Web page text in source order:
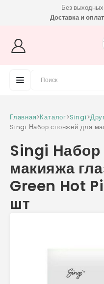
Без
Доставка и
Главная>Каталог>Singi>
Singi Набор спонжей для
Singi Набор
макияжа
Green Hot
шт